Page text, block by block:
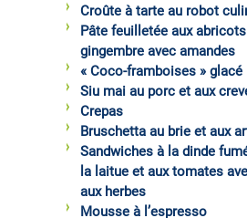
Croûte à tarte au robot
Pâte feuilletée aux
gingembre avec amandes
« Coco-framboises » glacé
Siu mai au porc et aux
Crepas
Bruschetta au brie et aux
Sandwiches à la dinde
la laitue et aux tomates
aux herbes
Mousse à l’espresso